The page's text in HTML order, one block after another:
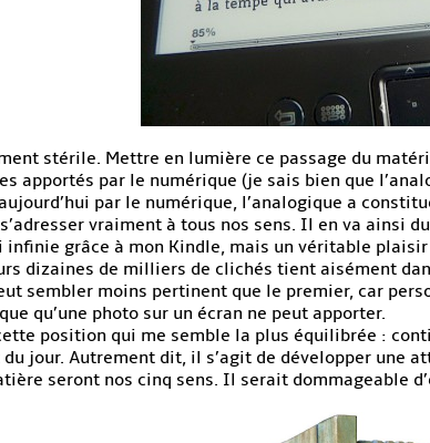
stérile. Mettre en lumière ce passage du
apportés par le numérique (je sais bien que
par le numérique, l’analogique a
vraiment à tous nos sens. Il en va ainsi
grâce à mon Kindle, mais un véritable
dizaines de milliers de clichés tient aisément
sembler moins pertinent que le premier, car
qu’une photo sur un écran ne peut apporter.
position qui me semble la plus équilibrée :
jour. Autrement dit, il s’agit de développer une
seront nos cinq sens. Il serait dommageable